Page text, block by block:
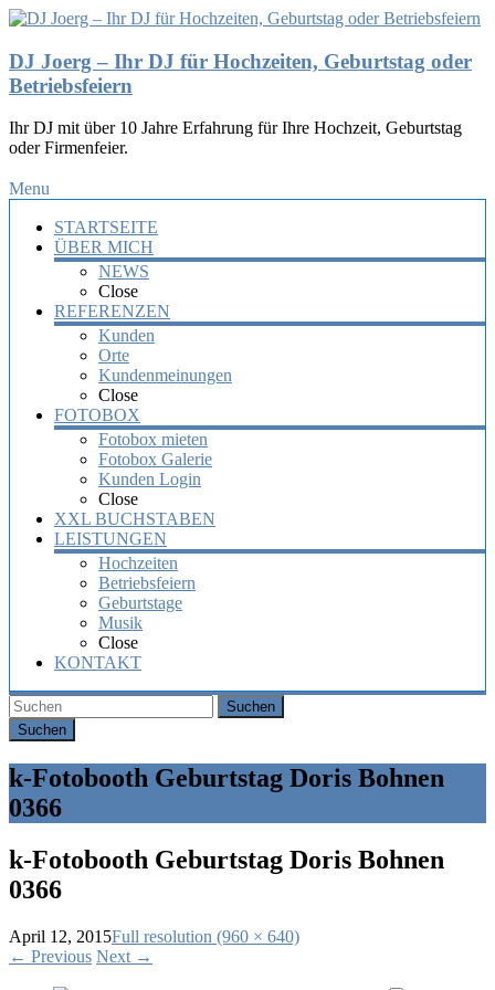
DJ Joerg – Ihr DJ für Hochzeiten, Geburtstag oder
Betriebsfeiern
Ihr DJ mit über 10 Jahre Erfahrung für Ihre Hochzeit, Geburtstag
oder Firmenfeier.
Menu
STARTSEITE
ÜBER MICH
NEWS
Close
REFERENZEN
Kunden
Orte
Kundenmeinungen
Close
FOTOBOX
Fotobox mieten
Fotobox Galerie
Kunden Login
Close
XXL BUCHSTABEN
LEISTUNGEN
Hochzeiten
Betriebsfeiern
Geburtstage
Musik
Close
KONTAKT
Suchen
k-Fotobooth Geburtstag Doris Bohnen
0366
k-Fotobooth Geburtstag Doris Bohnen
0366
April 12, 2015Full resolution (960 × 640)
← Previous Next →